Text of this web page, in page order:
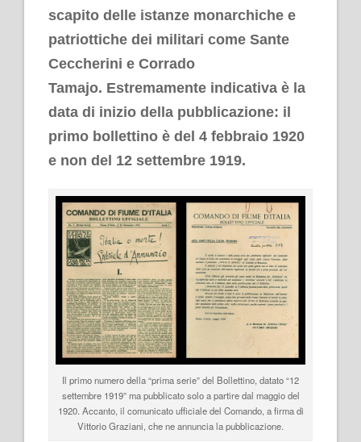
scapito delle istanze monarchiche e
patriottiche dei militari come Sante
Ceccherini e Corrado
Tamajo. Estremamente indicativa è la
data di inizio della pubblicazione: il
primo bollettino è del 4 febbraio 1920
e non del 12 settembre 1919.
Il primo numero della “prima serie” del Bollettino, datato “12
settembre 1919” ma pubblicato solo a partire dal maggio del
1920. Accanto, il comunicato ufficiale del Comando, a firma di
Vittorio Graziani, che ne annuncia la pubblicazione.